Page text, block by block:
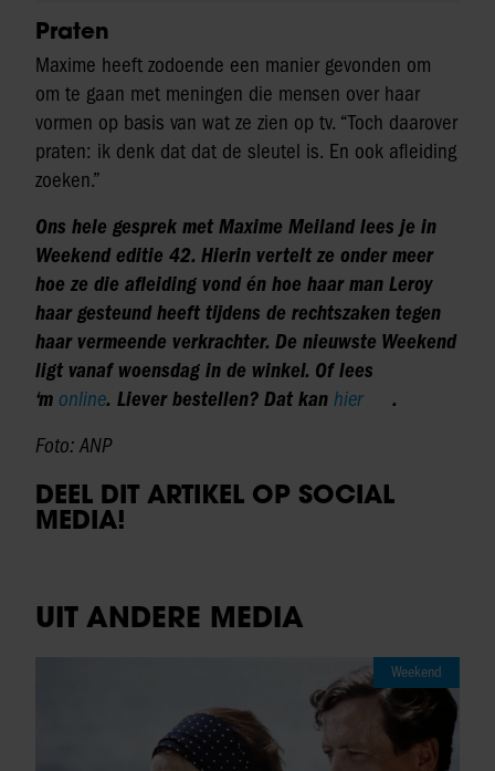
Praten
Maxime heeft zodoende een manier gevonden om
om te gaan met meningen die mensen over haar
vormen op basis van wat ze zien op tv. “Toch daarover
praten: ik denk dat dat de sleutel is. En ook afleiding
zoeken.”
Ons hele gesprek met Maxime Meiland lees je in
Weekend editie 42. Hierin vertelt ze onder meer
hoe ze die afleiding vond én hoe haar man Leroy
haar gesteund heeft tijdens de rechtszaken tegen
haar vermeende verkrachter. De nieuwste Weekend
ligt vanaf woensdag in de winkel. Of lees
‘m online. Liever bestellen? Dat kan hier
.
Foto: ANP
DEEL DIT ARTIKEL OP SOCIAL
MEDIA!
UIT ANDERE MEDIA
Weekend